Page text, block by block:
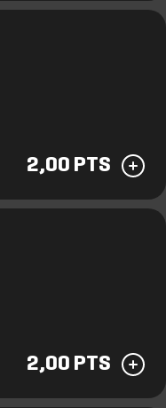
2,00 PTS
2,00 PTS